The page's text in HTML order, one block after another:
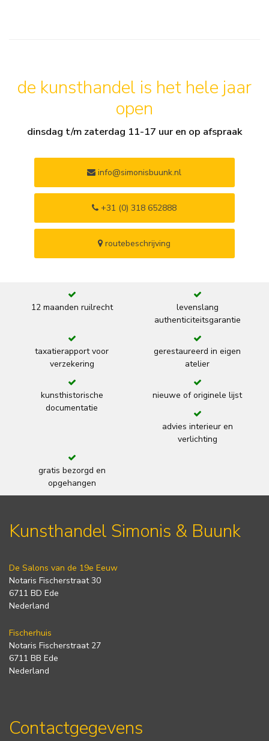
de kunsthandel is het hele jaar
open
dinsdag t/m zaterdag 11-17 uur en op afspraak
info@simonisbuunk.nl
+31 (0) 318 652888
routebeschrijving
12 maanden ruilrecht
levenslang
authenticiteitsgarantie
taxatierapport voor
verzekering
gerestaureerd in eigen
atelier
kunsthistorische
documentatie
nieuwe of originele lijst
advies interieur en
verlichting
gratis bezorgd en
opgehangen
Kunsthandel Simonis & Buunk
De Salons van de 19e Eeuw
Notaris Fischerstraat 30
6711 BD Ede
Nederland
Fischerhuis
Notaris Fischerstraat 27
6711 BB Ede
Nederland
Contactgegevens